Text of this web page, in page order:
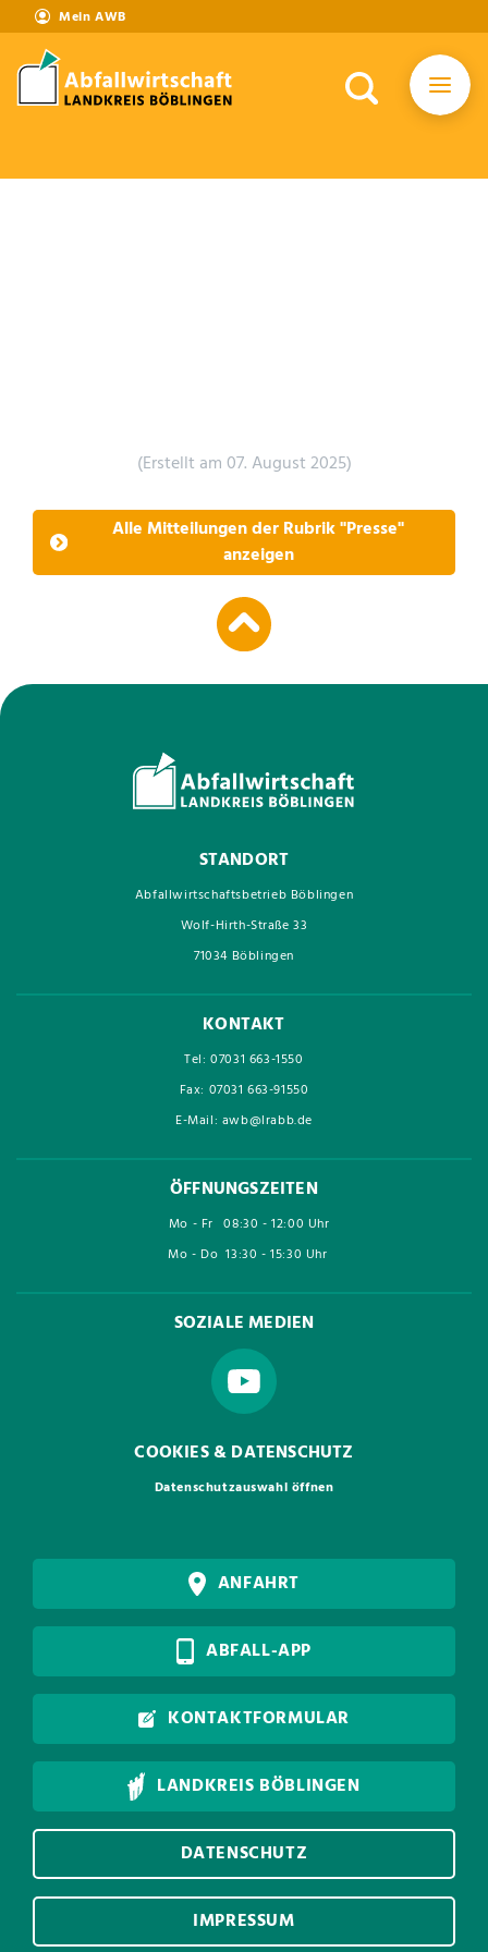
Mein AWB
(Erstellt am 07. August 2025)
Alle Mitteilungen der Rubrik "Presse"
anzeigen
STANDORT
Abfallwirtschaftsbetrieb Böblingen
Wolf-Hirth-Straße 33
71034 Böblingen
KONTAKT
Tel: 07031 663-1550
Fax: 07031 663-91550
E-Mail: awb@lrabb.de
ÖFFNUNGSZEITEN
Mo - Fr 08:30 - 12:00 Uhr
Mo - Do 13:30 - 15:30 Uhr
SOZIALE MEDIEN
COOKIES & DATENSCHUTZ
Datenschutzauswahl öffnen
ANFAHRT
ABFALL-APP
KONTAKTFORMULAR
LANDKREIS BÖBLINGEN
DATENSCHUTZ
IMPRESSUM